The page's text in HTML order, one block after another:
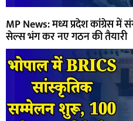
MP News: मध्य प्रदेश कांग्रेस
सेल्स भंग कर नए गठन की तैयारी